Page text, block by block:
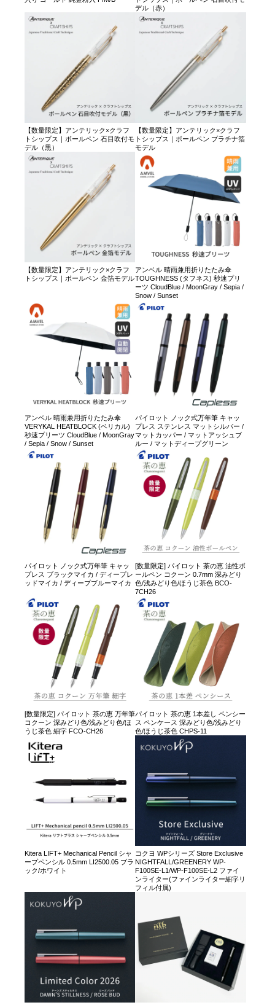
デル（赤）
【数量限定】アンテリック×クラフ
トシップス｜ボールペン 石目吹付モ
デル（黒）
【数量限定】アンテリック×クラフ
トシップス｜ボールペン プラチナ箔
モデル
【数量限定】アンテリック×クラフ
トシップス｜ボールペン 金箔モデル
アンベル 晴雨兼用折りたたみ傘
TOUGHNESS (タフネス) 秒速プリ
ーツ CloudBlue / MoonGray / Sepia /
Snow / Sunset
アンベル 晴雨兼用折りたたみ傘
VERYKAL HEATBLOCK (ベリカル)
秒速プリーツ CloudBlue / MoonGray
/ Sepia / Snow / Sunset
パイロット ノック式万年筆 キャッ
プレス ステンレス マットシルバー /
マットカッパー / マットアッシュブ
ルー / マットディープグリーン
パイロット ノック式万年筆 キャッ
プレス ブラックマイカ / ディープレ
ッドマイカ / ディープブルーマイカ
[数量限定] パイロット 茶の恵 油性ボ
ールペン コクーン 0.7mm 深みどり
色/浅みどり色/ほうじ茶色 BCO-
7CH26
[数量限定] パイロット 茶の恵 万年筆
コクーン 深みどり色/浅みどり色/ほ
うじ茶色 細字 FCO-CH26
パイロット 茶の恵 1本差し ペンシー
ス ペンケース 深みどり色/浅みどり
色/ほうじ茶色 CHPS-11
Kitera LIFT+ Mechanical Pencil シャ
ープペンシル 0.5mm LI2500.05 ブラ
ック/ホワイト
コクヨ WPシリーズ Store Exclusive
NIGHTFALL/GREENERY WP-
F100SE-L1/WP-F100SE-L2 ファイ
ンライター(ファインライター細字リ
フィル付属)